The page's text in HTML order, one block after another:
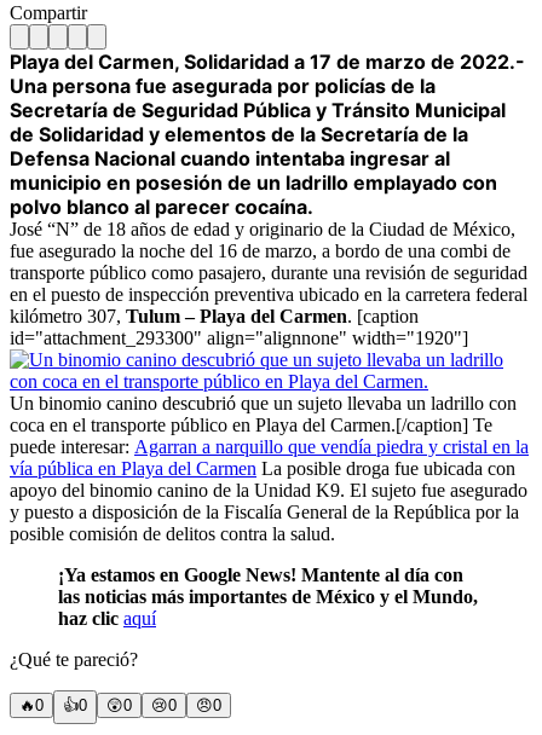
Compartir
Playa del Carmen, Solidaridad a 17 de marzo de 2022.-
Una persona fue asegurada por policías de la
Secretaría de Seguridad Pública y Tránsito Municipal
de Solidaridad y elementos de la Secretaría de la
Defensa Nacional cuando intentaba ingresar al
municipio en posesión de un ladrillo emplayado con
polvo blanco al parecer cocaína.
José “N” de 18 años de edad y originario de la Ciudad de México,
fue asegurado la noche del 16 de marzo, a bordo de una combi de
transporte público como pasajero, durante una revisión de seguridad
en el puesto de inspección preventiva ubicado en la carretera federal
kilómetro 307, Tulum – Playa del Carmen. [caption
id="attachment_293300" align="alignnone" width="1920"]
Un binomio canino descubrió que un sujeto llevaba un ladrillo con
coca en el transporte público en Playa del Carmen.[/caption] Te
puede interesar: Agarran a narquillo que vendía piedra y cristal en la
vía pública en Playa del Carmen La posible droga fue ubicada con
apoyo del binomio canino de la Unidad K9. El sujeto fue asegurado
y puesto a disposición de la Fiscalía General de la República por la
posible comisión de delitos contra la salud.
¡Ya estamos en Google News! Mantente al día con
las noticias más importantes de México y el Mundo,
haz clic aquí
¿Qué te pareció?
🔥0 👍0 😲0 😢0 😠0